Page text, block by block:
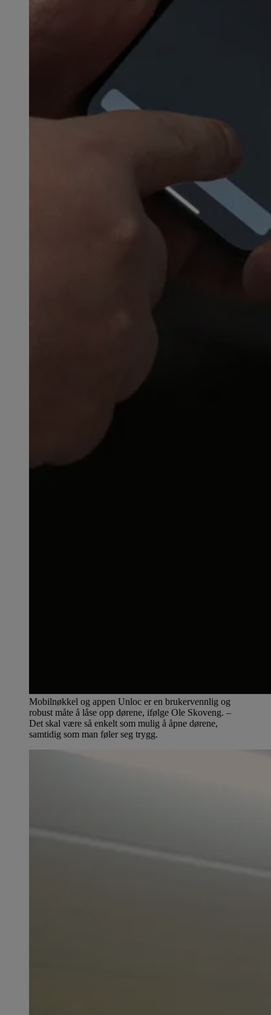
Mobilnøkkel og appen Unloc er en brukervennlig og
robust måte å låse opp dørene, ifølge Ole Skoveng. –
Det skal være så enkelt som mulig å åpne dørene,
samtidig som man føler seg trygg.